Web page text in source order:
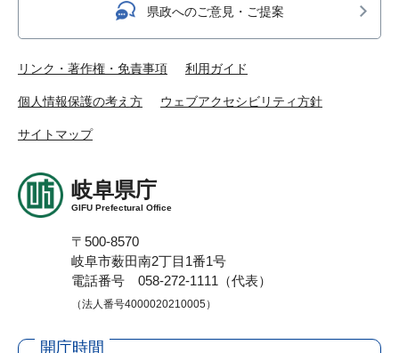
県政へのご意見・ご提案
リンク・著作権・免責事項 利用ガイド
個人情報保護の考え方 ウェブアクセシビリティ方針
サイトマップ
岐阜県庁
GIFU Prefectural Office
〒500-8570
岐阜市薮田南2丁目1番1号
電話番号 058-272-1111（代表）
（法人番号4000020210005）
開庁時間